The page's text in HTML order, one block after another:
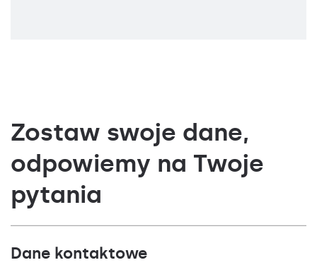
Zostaw swoje dane,
odpowiemy na Twoje
pytania
Dane kontaktowe